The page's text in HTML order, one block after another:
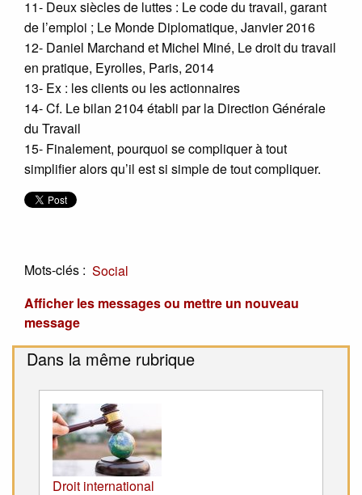
11- Deux siècles de luttes : Le code du travail, garant
de l’emploi ; Le Monde Diplomatique, Janvier 2016
12- Daniel Marchand et Michel Miné, Le droit du travail
en pratique, Eyrolles, Paris, 2014
13- Ex : les clients ou les actionnaires
14- Cf. Le bilan 2104 établi par la Direction Générale
du Travail
15- Finalement, pourquoi se compliquer à tout
simplifier alors qu’il est si simple de tout compliquer.
Mots-clés : Social
Afficher les messages ou mettre un nouveau
message
Dans la même rubrique
Droit international